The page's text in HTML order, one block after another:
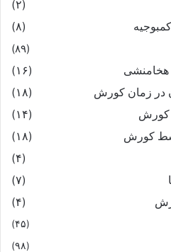
(۲)
(۸)
(۸۹)
هخامنشی
(۱۶)
در زمان کورش
(۱۸)
کورش
(۱۴)
کورش
(۱۸)
(۴)
(۷)
(۴)
(۴۵)
(۹۸)